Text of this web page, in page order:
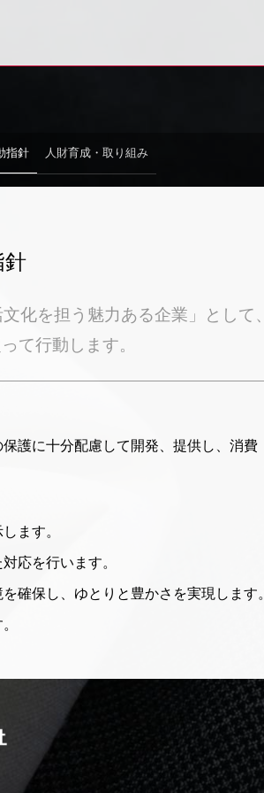
指針 人財育成・取り組み
針
化を担う魅力ある企業」として、
て行動します。
護に十分配慮して開発、提供し、消費
ます。
応を行います。
確保し、ゆとりと豊かさを実現します。